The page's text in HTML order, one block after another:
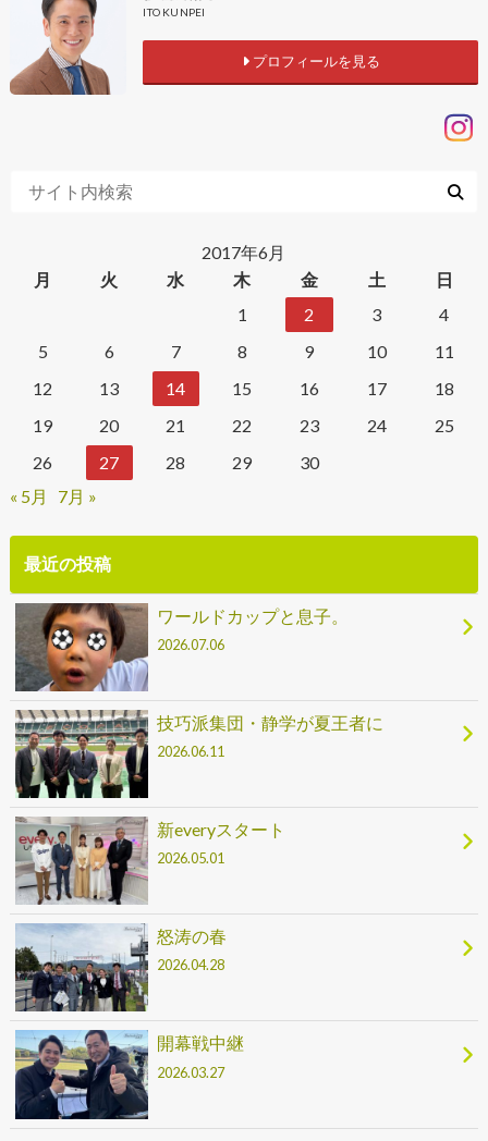
ITO KUNPEI
プロフィールを見る
2017年6月
月
火 水 木 金 土
日
1
2 3
4
5
6 7 8 9 10
11
12
13 14 15 16 17
18
19
20 21 22 23 24
25
26
27 28 29
30
« 5月
7月 »
最近の投稿
ワールドカップと息子。
2026.07.06
技巧派集団・静学が夏王者に
2026.06.11
新everyスタート
2026.05.01
怒涛の春
2026.04.28
開幕戦中継
2026.03.27